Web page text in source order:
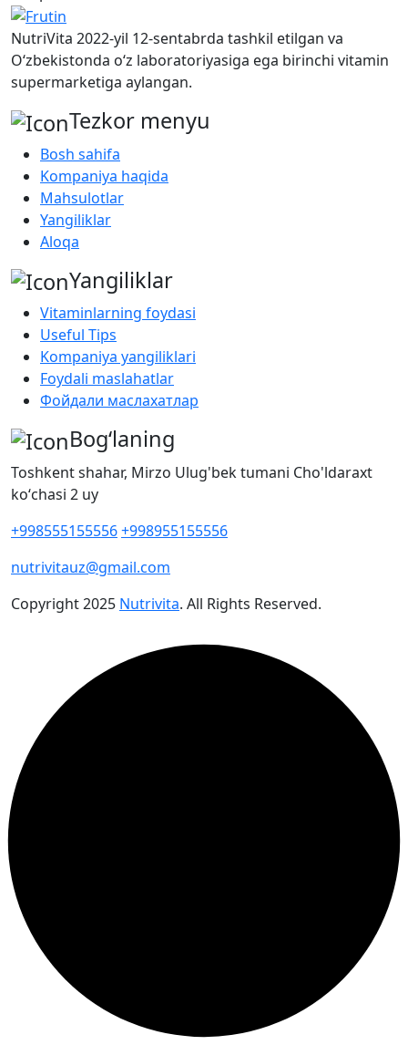
NutriVita 2022-yil 12-sentabrda tashkil etilgan va
O‘zbekistonda o‘z laboratoriyasiga ega birinchi vitamin
supermarketiga aylangan.
Tezkor menyu
Bosh sahifa
Kompaniya haqida
Mahsulotlar
Yangiliklar
Aloqa
Yangiliklar
Vitaminlarning foydasi
Useful Tips
Kompaniya yangiliklari
Foydali maslahatlar
Фойдали маслахатлар
Bog‘laning
Toshkent shahar, Mirzo Ulug'bek tumani Cho'ldaraxt
koʻchasi 2 uy
+998555155556+998955155556
nutrivitauz@gmail.com
Copyright2025 Nutrivita. All Rights Reserved.